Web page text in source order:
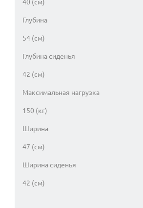
40 (см)
Глубина
54 (см)
Глубина сиденья
42 (см)
Максимальная нагрузка
150 (кг)
Ширина
47 (см)
Ширина сиденья
42 (см)